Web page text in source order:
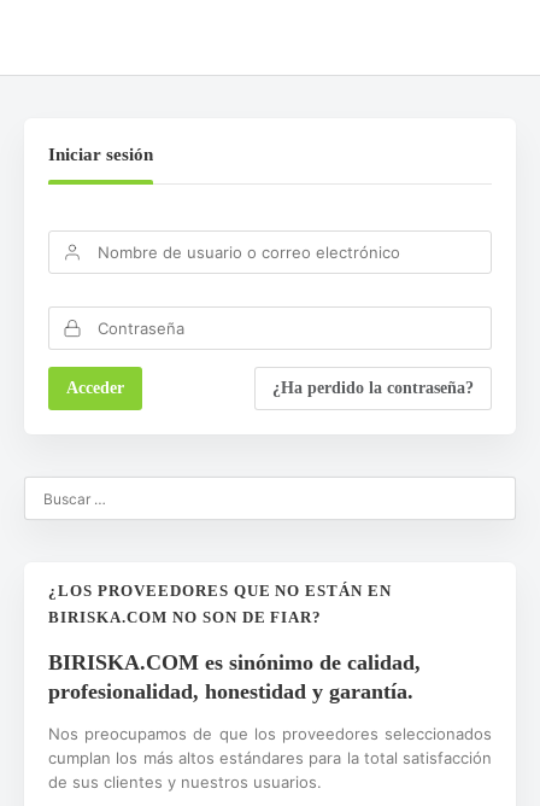
Iniciar sesión
¿Ha perdido la contraseña?
¿LOS PROVEEDORES QUE NO ESTÁN EN
BIRISKA.COM NO SON DE FIAR?
BIRISKA.COM es sinónimo de calidad,
profesionalidad, honestidad y garantía.
Nos preocupamos de que los proveedores seleccionados
cumplan los más altos estándares para la total satisfacción
de sus clientes y nuestros usuarios.